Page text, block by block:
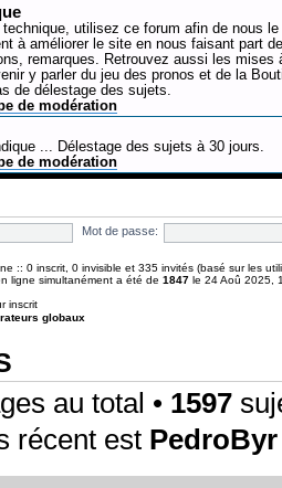
utilisez ce forum afin de nous le
à améliorer le site en nous faisant part
remarques. Retrouvez aussi les mises
y parler du jeu des pronos et de la
de délestage des sujets.
de modération
... Délestage des sujets à 30 jours.
de modération
Mot de passe:
:: 0 inscrit, 0 invisible et 335 invités (basé sur les
ligne simultanément a été de 1847 le 24 Aoû 2025,
inscrit
globaux
au total • 1597
récent est PedroByr